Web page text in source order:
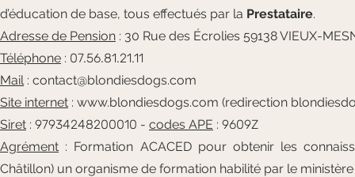
d’éducation de base, tous effectués par la Prestataire.
Adresse de Pension : 30 Rue des Écrolies 59138 VIEUX-
Téléphone : 07.56.81.21.11
Mail: contact@blondiesdogs.com
Site internet : www.blondiesdogs.com (redirection
Siret : 97934248200010 - codes APE : 9609Z
Agrément : Formation ACACED pour obtenir les
Châtillon) un organisme de formation habilité par le ministère